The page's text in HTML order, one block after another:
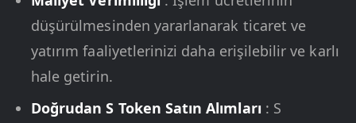
düşürülmesinden yararlanarak ticaret ve
yatırım faaliyetlerinizi daha erişilebilir ve karlı
hale getirin.
Doğrudan S Token Satın Alımları : S